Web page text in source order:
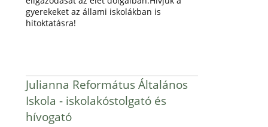
gyerekeket az állami iskolákban is
hitoktatásra!
Julianna Református Általános
Iskola - iskolakóstolgató és
hívogató